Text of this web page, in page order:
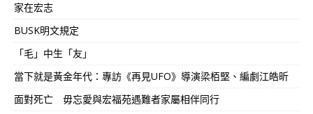
家在宏志
BUSK明文規定
「毛」中生「友」
當下就是黃金年代：專訪《再見UFO》導演梁栢堅、編劇江皓昕
面對死亡 毋忘愛與宏福苑遇難者家屬相伴同行